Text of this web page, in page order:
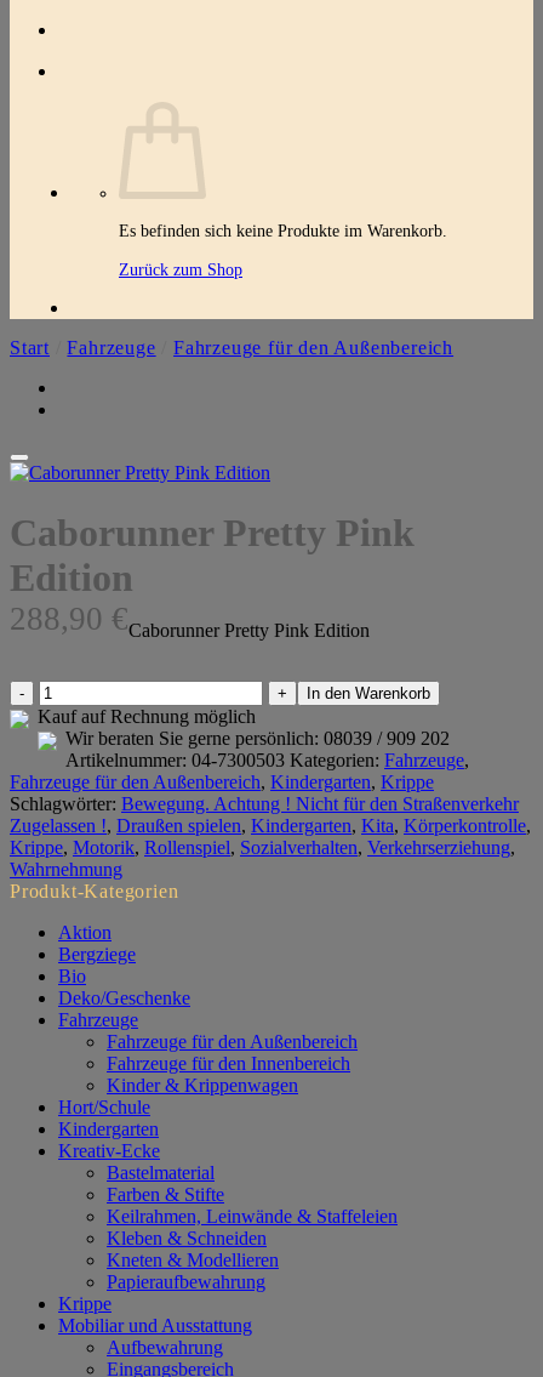
Es befinden sich keine Produkte im Warenkorb.
Zurück zum Shop
Start Fahrzeuge Fahrzeuge für den Außenbereich
Caborunner Pretty Pink
Edition
288,90 €Caborunner Pretty Pink Edition
Caborunner
Pretty
Pink
Edition
Menge
In den Warenkorb
Kauf auf Rechnung möglich
Wir beraten Sie gerne persönlich: 08039 / 909 202
Artikelnummer: 04-7300503 Kategorien: Fahrzeuge,
Fahrzeuge für den Außenbereich, Kindergarten, Krippe
Schlagwörter: Bewegung. Achtung ! Nicht für den Straßenverkehr
Zugelassen !, Draußen spielen, Kindergarten, Kita, Körperkontrolle,
Krippe, Motorik, Rollenspiel, Sozialverhalten, Verkehrserziehung,
Wahrnehmung
Produkt-Kategorien
Aktion
Bergziege
Bio
Deko/Geschenke
Fahrzeuge
Fahrzeuge für den Außenbereich
Fahrzeuge für den Innenbereich
Kinder & Krippenwagen
Hort/Schule
Kindergarten
Kreativ-Ecke
Bastelmaterial
Farben & Stifte
Keilrahmen, Leinwände & Staffeleien
Kleben & Schneiden
Kneten & Modellieren
Papieraufbewahrung
Krippe
Mobiliar und Ausstattung
Aufbewahrung
Eingangsbereich